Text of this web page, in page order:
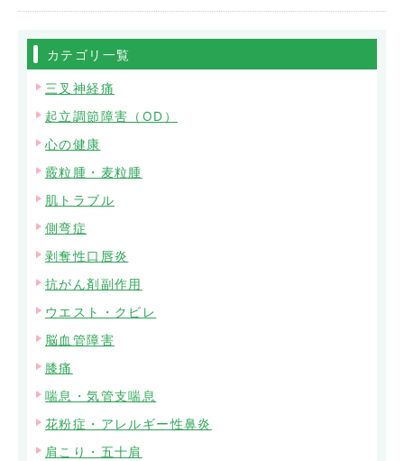
カテゴリ一覧
三叉神経痛
起立調節障害（OD）
心の健康
霰粒腫・麦粒腫
肌トラブル
側弯症
剥奪性口唇炎
抗がん剤副作用
ウエスト・クビレ
脳血管障害
膝痛
喘息・気管支喘息
花粉症・アレルギー性鼻炎
肩こり・五十肩